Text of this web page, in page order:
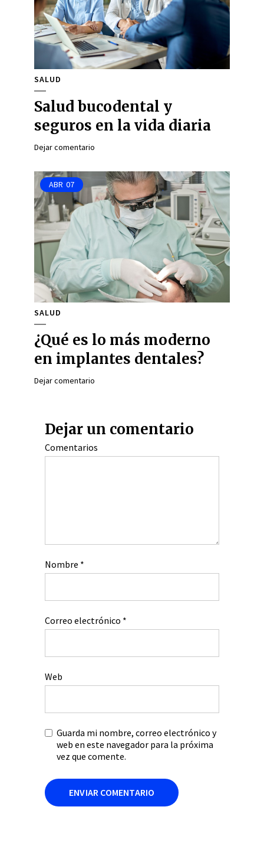
SALUD
Salud bucodental y
seguros en la vida diaria
Dejar comentario
ABR 07
SALUD
¿Qué es lo más moderno
en implantes dentales?
Dejar comentario
Dejar un comentario
Comentarios
Nombre *
Correo electrónico *
Web
Guarda mi nombre, correo electrónico y
web en este navegador para la próxima
vez que comente.